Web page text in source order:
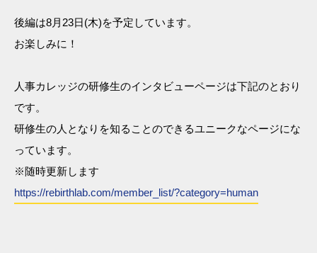
後編は8月23日(木)を予定しています。
お楽しみに！
人事カレッジの研修生のインタビューページは下記のとおり
です。
研修生の人となりを知ることのできるユニークなページにな
っています。
※随時更新します
https://rebirthlab.com/member_list/?category=human